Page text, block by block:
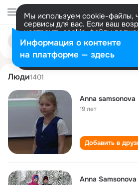
Мы используем cookie-файлы,
сервисы для вас. Если ваш
настроить cookie-файлы
представитель. Больше
Разрешить все Настроить
Поиск
людям
anna samsonova
Люди1401
Anna samsonova
19 лет
Добавить в
Anna Samsonova
Информация о контенте
на платформе — здесь